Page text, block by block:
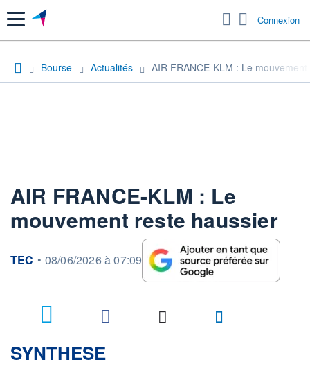
Menu Connexion
Bourse Actualités AIR FRANCE-KLM : Le
AIR FRANCE-KLM : Le
mouvement reste haussier
information fournie par
TEC • 08/06/2026 à 07:09
SYNTHESE